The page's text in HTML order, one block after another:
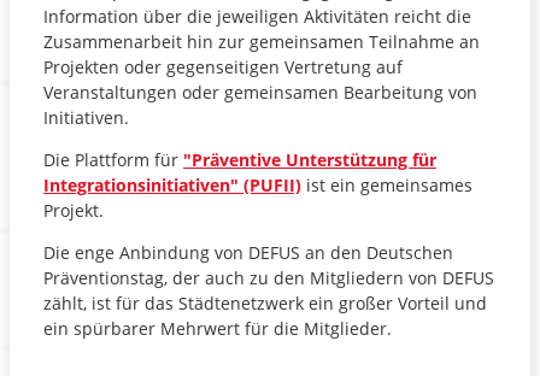
Information über die jeweiligen Aktivitäten reicht die
Zusammenarbeit hin zur gemeinsamen Teilnahme an
Projekten oder gegenseitigen Vertretung auf
Veranstaltungen oder gemeinsamen Bearbeitung von
Initiativen.
Die Plattform für "Präventive Unterstützung für
Integrationsinitiativen" (PUFII) ist ein gemeinsames
Projekt.
Die enge Anbindung von DEFUS an den Deutschen
Präventionstag, der auch zu den Mitgliedern von DEFUS
zählt, ist für das Städtenetzwerk ein großer Vorteil und
ein spürbarer Mehrwert für die Mitglieder.